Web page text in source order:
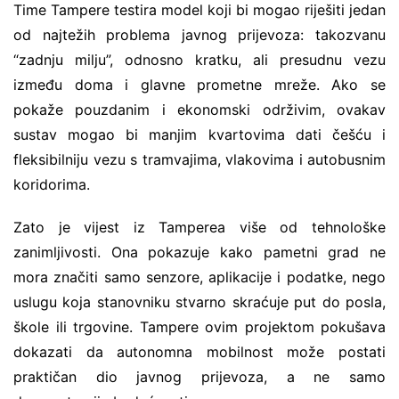
Time Tampere testira model koji bi mogao riješiti jedan
od najtežih problema javnog prijevoza: takozvanu
“zadnju milju”, odnosno kratku, ali presudnu vezu
između doma i glavne prometne mreže. Ako se
pokaže pouzdanim i ekonomski održivim, ovakav
sustav mogao bi manjim kvartovima dati češću i
fleksibilniju vezu s tramvajima, vlakovima i autobusnim
koridorima.
Zato je vijest iz Tamperea više od tehnološke
zanimljivosti. Ona pokazuje kako pametni grad ne
mora značiti samo senzore, aplikacije i podatke, nego
uslugu koja stanovniku stvarno skraćuje put do posla,
škole ili trgovine. Tampere ovim projektom pokušava
dokazati da autonomna mobilnost može postati
praktičan dio javnog prijevoza, a ne samo